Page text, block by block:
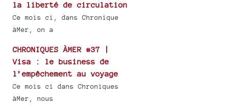
la liberté de circulation
Ce mois ci, dans Chronique
àMer, on a
CHRONIQUES ÀMER #37 |
Visa : le business de
l’empêchement au voyage
Ce mois ci dans Chroniques
àMer, nous